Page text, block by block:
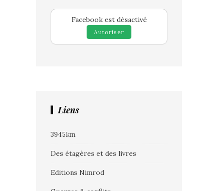
Facebook est désactivé
Autoriser
Liens
3945km
Des étagères et des livres
Editions Nimrod